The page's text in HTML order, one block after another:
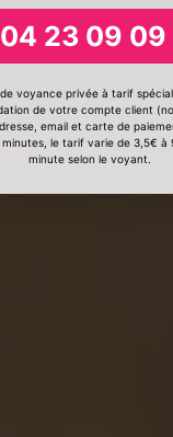
23 09 09
voyance privée à tarif spécial
de votre compte client
email et carte de
minutes, le tarif varie de 3,5€ à
minute selon le voyant.